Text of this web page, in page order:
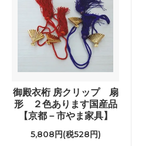
御殿衣桁 房クリップ 扇
形 ２色あります国産品
【京都－市やま家具】
5,808円(税528円)